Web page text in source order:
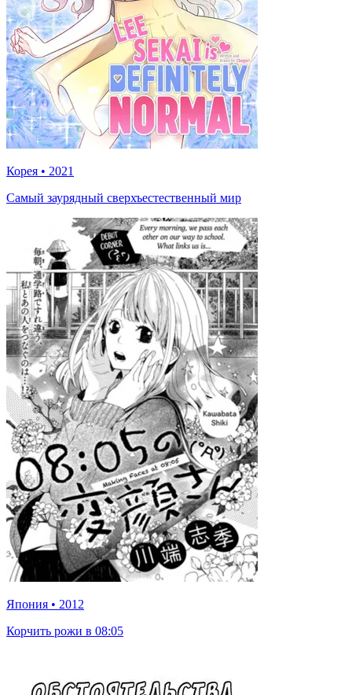
Корея • 2021
Самый заурядный сверхъестественный мир
Япония • 2012
Корчить рожи в 08:05